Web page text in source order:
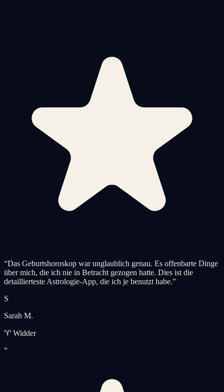
“Das Geburtshoroskop war unglaublich genau. Es offenbarte Dinge
über mich, die ich nie in Betracht gezogen hatte. Dies ist die
detaillierteste Astrologie-App, die ich je benutzt habe.”
S
Sarah M.
♈ Widder
“